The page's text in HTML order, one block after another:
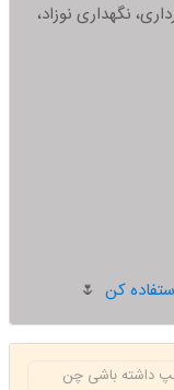
نگهداری نوزاد،
🌷
داشته باشی چن